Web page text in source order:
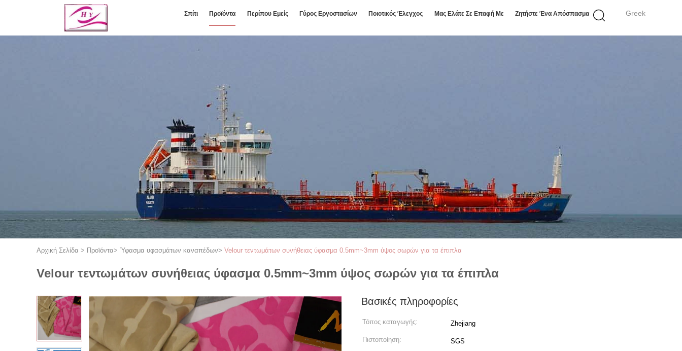
Greek
Σπίτι Προϊόντα Περίπου Εμείς Γύρος Εργοστασίων Ποιοτικός Έλεγχος Μας Ελάτε Σε Επαφή Με Ζητήστε Ένα Απόσπασμα
Αρχική Σελίδα > Προϊόντα> Ύφασμα υφασμάτων καναπέδων> Velour τεντωμάτων συνήθειας ύφασμα 0.5mm~3mm ύψος σωρών για τα έπιπλα
Velour τεντωμάτων συνήθειας ύφασμα 0.5mm~3mm ύψος σωρών για τα έπιπλα
Βασικές πληροφορίες
Τόπος καταγωγής: Zhejiang
Πιστοποίηση: SGS